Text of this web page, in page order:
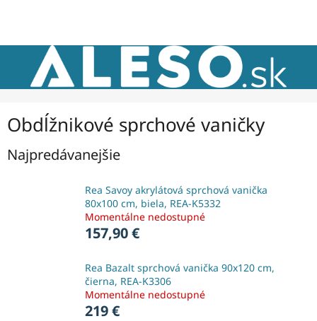
Obdĺžnikové sprchové vaničky
Najpredávanejšie
Rea Savoy akrylátová sprchová vanička
80x100 cm, biela, REA-K5332
Momentálne nedostupné
157,90 €
Rea Bazalt sprchová vanička 90x120 cm,
čierna, REA-K3306
Momentálne nedostupné
219 €